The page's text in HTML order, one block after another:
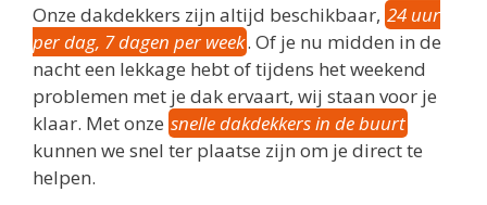
Onze dakdekkers zijn altijd beschikbaar, 24 uur
per dag, 7 dagen per week. Of je nu midden in de
nacht een lekkage hebt of tijdens het weekend
problemen met je dak ervaart, wij staan voor je
klaar. Met onze snelle dakdekkers in de buurt
kunnen we snel ter plaatse zijn om je direct te
helpen.